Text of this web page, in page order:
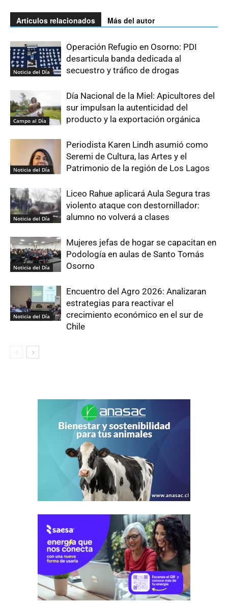
Artículos relacionados Más del autor
Noticia del Día
Operación Refugio en Osorno: PDI
desarticula banda dedicada al
secuestro y tráfico de drogas
Campo al Día
Día Nacional de la Miel: Apicultores del
sur impulsan la autenticidad del
producto y la exportación orgánica
Noticia del Día
Periodista Karen Lindh asumió como
Seremi de Cultura, las Artes y el
Patrimonio de la región de Los Lagos
Noticia del Día
Liceo Rahue aplicará Aula Segura tras
violento ataque con destornillador:
alumno no volverá a clases
Noticia del Día
Mujeres jefas de hogar se capacitan en
Podología en aulas de Santo Tomás
Osorno
Noticia del Día
Encuentro del Agro 2026: Analizaran
estrategias para reactivar el
crecimiento económico en el sur de
Chile